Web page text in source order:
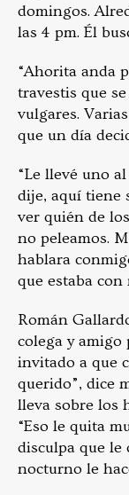
domingos.
las 4 pm. Él
“Ahorita anda
travestis que
vulgares.
que un día
“Le llevé uno
dije, aquí tiene
ver quién de
no peleamos.
hablara
que estaba con
Román
colega y amigo
invitado a que
querido”, dice
lleva sobre los
“Eso le quita
disculpa que le
nocturno le